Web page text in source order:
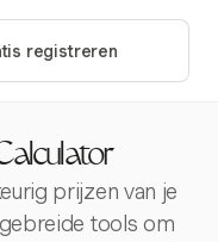
registreren
prijzen van je
tools om